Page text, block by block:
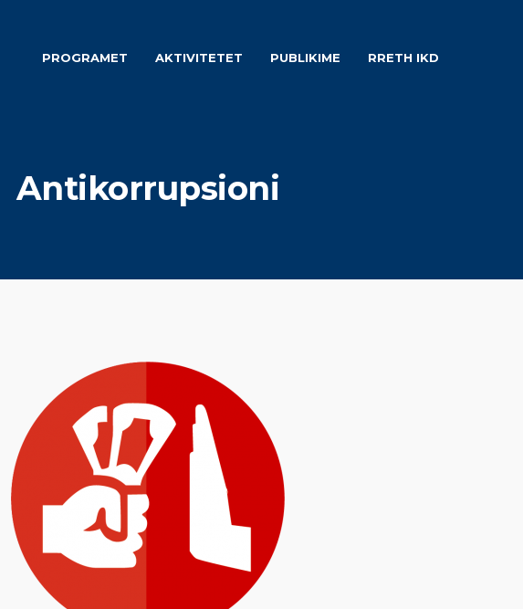
PROGRAMET AKTIVITETET PUBLIKIME RRETH IKD
Antikorrupsioni